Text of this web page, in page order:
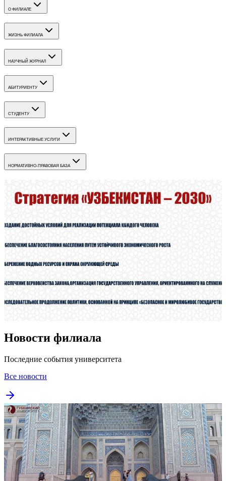
О ФИЛИАЛЕ
ЖИЗНЬ ФИЛИАЛА
НАУЧНЫЙ ЖУРНАЛ
АБИТУРИЕНТУ
СТУДЕНТУ
ИНТЕРАКТИВНЫЕ УСЛУГИ
НОРМАТИВНО-ПРАВОВАЯ БАЗА
Новости филиала
Последние события университета
Все новости